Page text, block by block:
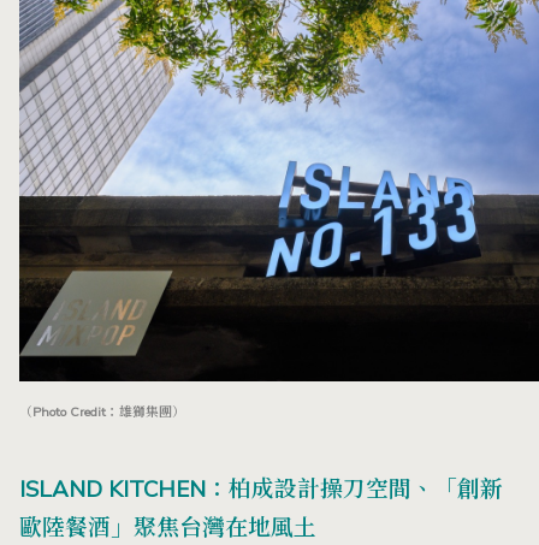
（Photo Credit：雄獅集團）
ISLAND KITCHEN：柏成設計操刀空間、「創新
歐陸餐酒」聚焦台灣在地風土